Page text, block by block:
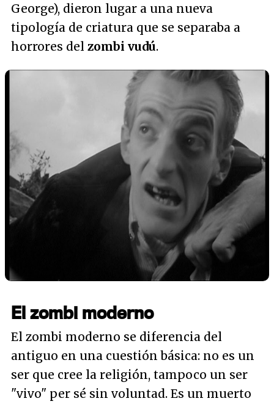
George), dieron lugar a una nueva
tipología de criatura que se separaba a
horrores del zombi vudú.
El zombi moderno
El zombi moderno se diferencia del
antiguo en una cuestión básica: no es un
ser que cree la religión, tampoco un ser
"vivo" per sé sin voluntad. Es un muerto